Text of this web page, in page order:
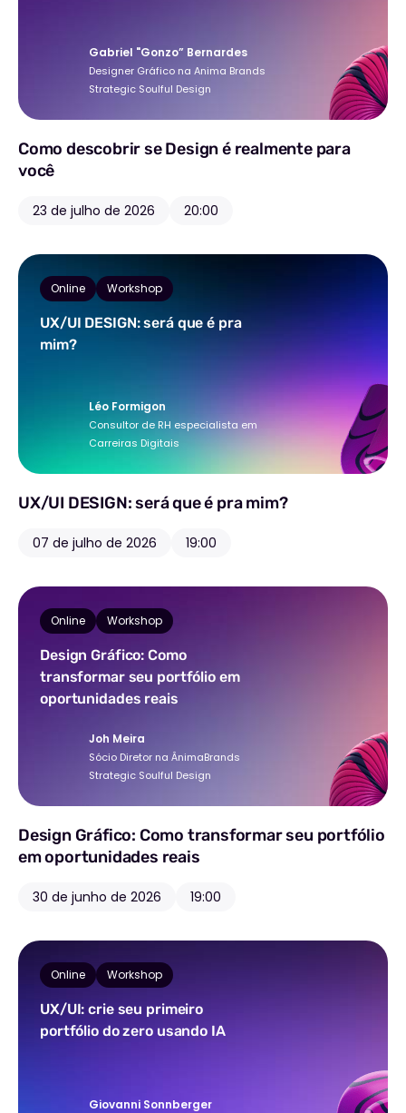
Gabriel "Gonzo” Bernardes
Designer Gráfico na Anima Brands
Strategic Soulful Design
Como descobrir se Design é realmente para
você
23 de julho de 2026 20:00
Online Workshop
UX/UI DESIGN: será que é pra
mim?
Léo Formigon
Consultor de RH especialista em
Carreiras Digitais
UX/UI DESIGN: será que é pra mim?
07 de julho de 2026 19:00
Online Workshop
Design Gráfico: Como
transformar seu portfólio em
oportunidades reais
Joh Meira
Sócio Diretor na ÂnimaBrands
Strategic Soulful Design
Design Gráfico: Como transformar seu portfólio
em oportunidades reais
30 de junho de 2026 19:00
Online Workshop
UX/UI: crie seu primeiro
portfólio do zero usando IA
Giovanni Sonnberger